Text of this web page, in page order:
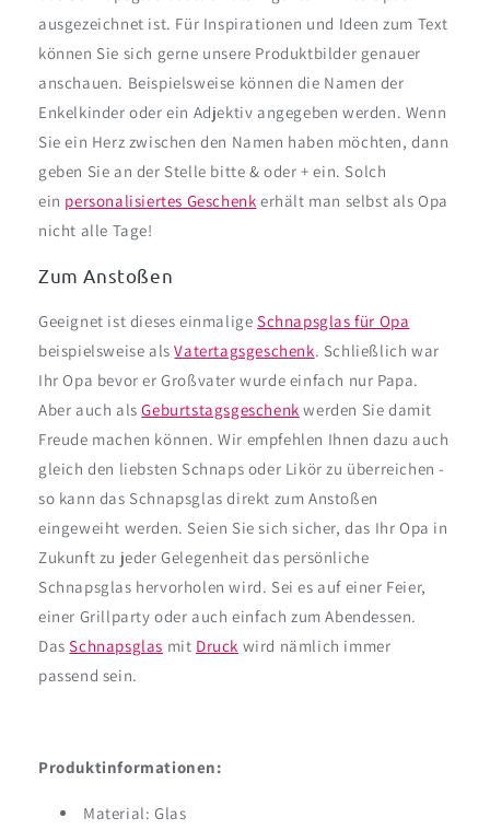
ausgezeichnet ist. Für Inspirationen und Ideen zum Text
können Sie sich gerne unsere Produktbilder genauer
anschauen. Beispielsweise können die Namen der
Enkelkinder oder ein Adjektiv angegeben werden. Wenn
Sie ein Herz zwischen den Namen haben möchten, dann
geben Sie an der Stelle bitte & oder + ein. Solch
ein personalisiertes Geschenk erhält man selbst als Opa
nicht alle Tage!
Zum Anstoßen
Geeignet ist dieses einmaligeSchnapsglas für Opa
beispielsweise alsVatertagsgeschenk. Schließlich war
Ihr Opa bevor er Großvater wurde einfach nur Papa.
Aber auch alsGeburtstagsgeschenk werden Sie damit
Freude machen können. Wir empfehlen Ihnen dazu auch
gleich den liebsten Schnaps oder Likör zu überreichen -
so kann das Schnapsglas direkt zum Anstoßen
eingeweiht werden. Seien Sie sich sicher, das Ihr Opa in
Zukunft zu jeder Gelegenheit das persönliche
Schnapsglas hervorholen wird. Sei es auf einer Feier,
einer Grillparty oder auch einfach zum Abendessen.
DasSchnapsglas mit Druck wird nämlich immer
passend sein.
Produktinformationen:
Material: Glas